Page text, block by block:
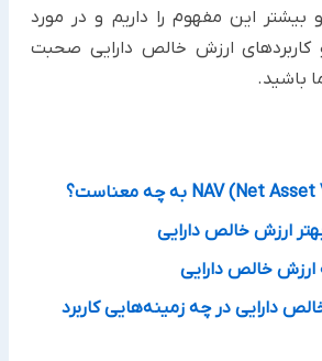
این مفهوم را داریم و در مورد
ارزش خالص دارایی صحبت
باشید.
ارزش خالص دارایی
خالص دارایی
دارایی در چه زمینه‌هایی کاربرد